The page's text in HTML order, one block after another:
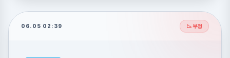
06.05 02:39 📉 부정